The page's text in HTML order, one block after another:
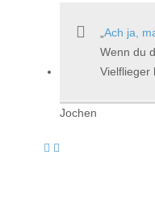
Ach ja,
Wenn du
Vielflieger
Jochen